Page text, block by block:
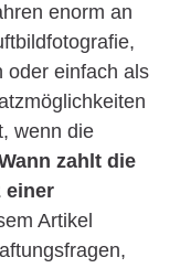
enorm an
oder einfach als
wenn die
zahlt die
einer
Artikel